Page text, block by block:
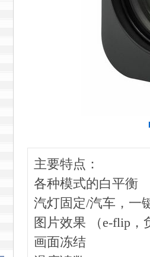
主要特点：
各种模式的白平衡
汽灯固定/汽车，一
图片效果
（e-flip
画面冻结